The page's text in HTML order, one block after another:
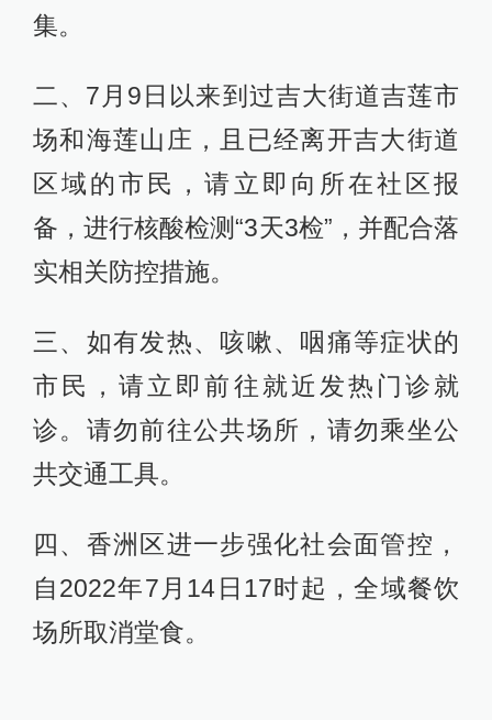
集。
二、7月9日以来到过吉大街道吉莲市
场和海莲山庄，且已经离开吉大街道
区域的市民，请立即向所在社区报
备，进行核酸检测“3天3检”，并配合落
实相关防控措施。
三、如有发热、咳嗽、咽痛等症状的
市民，请立即前往就近发热门诊就
诊。请勿前往公共场所，请勿乘坐公
共交通工具。
四、香洲区进一步强化社会面管控，
自2022年7月14日17时起，全域餐饮
场所取消堂食。